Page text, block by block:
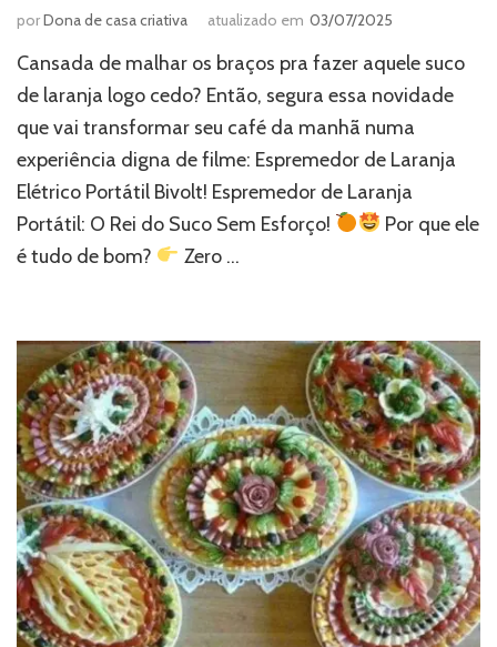
porDona de casa criativa atualizado em 03/07/2025
Cansada de malhar os braços pra fazer aquele suco
de laranja logo cedo? Então, segura essa novidade
que vai transformar seu café da manhã numa
experiência digna de filme: Espremedor de Laranja
Elétrico Portátil Bivolt! Espremedor de Laranja
Portátil: O Rei do Suco Sem Esforço!
Por que ele
é tudo de bom?
Zero …